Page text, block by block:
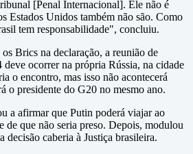
[Penal Internacional]. Ele não é
Estados Unidos também não são. Como
tem responsabilidade", concluiu.
Brics na declaração, a reunião de
ocorrer na própria Rússia, na cidade
o encontro, mas isso não acontecerá
o presidente do G20 no mesmo ano.
a afirmar que Putin poderá viajar ao
de que não seria preso. Depois, modulou
decisão caberia à Justiça brasileira.